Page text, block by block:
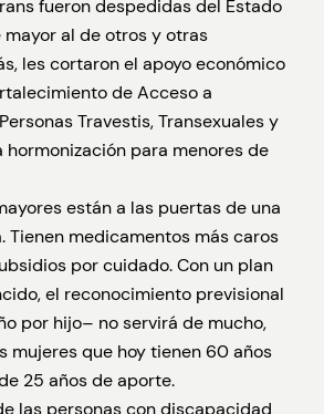
fueron despedidas del Estado
al de otros y otras
les cortaron el apoyo económico
de Acceso a
Travestis, Transexuales y
hormonización para menores de
están a las puertas de una
Tienen medicamentos más caros
por cuidado. Con un plan
el reconocimiento previsional
por hijo– no servirá de mucho,
mujeres que hoy tienen 60 años
25 años de aporte.
las personas con discapacidad